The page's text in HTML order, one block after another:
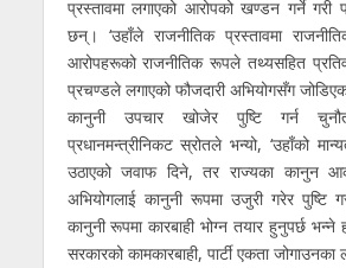
प्रस्तावमा लगाएको आरोपको खण्डन गर्ने गरी
छन्। ‘उहाँले राजनीतिक प्रस्तावमा
आरोपहरूको राजनीतिक रूपले तथ्यसहित
प्रचण्डले लगाएको फौजदारी अभियोगसँग
कानुनी उपचार खोजेर पुष्टि गर्न
प्रधानमन्त्रीनिकट स्रोतले भन्यो, ‘उहाँको
उठाएको जवाफ दिने, तर राज्यका कानुन
अभियोगलाई कानुनी रूपमा उजुरी गरेर
कानुनी रूपमा कारबाही भोग्न तयार हुनुपर्छ भन्ने
सरकारको कामकारबाही, पार्टी एकता जोगाउनका